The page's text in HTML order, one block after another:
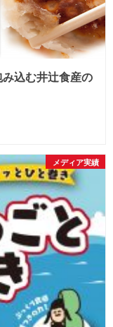
込む井辻食産の
メディア実績